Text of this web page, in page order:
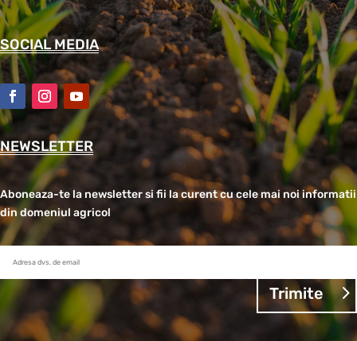
SOCIAL MEDIA
NEWSLETTER
Aboneaza-te la newsletter si fii la curent cu cele mai noi informatii
din domeniul agricol
Trimite